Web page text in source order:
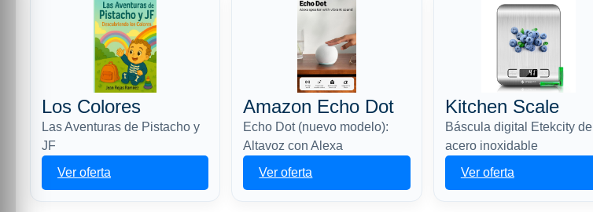
Los Colores
Las Aventuras de Pistacho y
JF
Ver oferta
Amazon Echo Dot
Echo Dot (nuevo modelo):
Altavoz con Alexa
Ver oferta
Kitchen Scale
Báscula digital Etekcity de
acero inoxidable
Ver oferta